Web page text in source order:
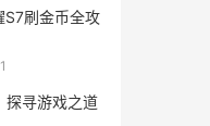
S7刷金币全攻
探寻游戏之道